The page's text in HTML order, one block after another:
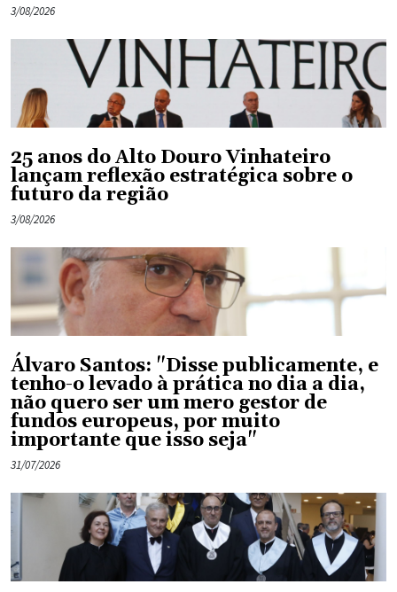
3/08/2026
25 anos do Alto Douro Vinhateiro
lançam reflexão estratégica sobre o
futuro da região
3/08/2026
Álvaro Santos: "Disse publicamente, e
tenho-o levado à prática no dia a dia,
não quero ser um mero gestor de
fundos europeus, por muito
importante que isso seja"
31/07/2026